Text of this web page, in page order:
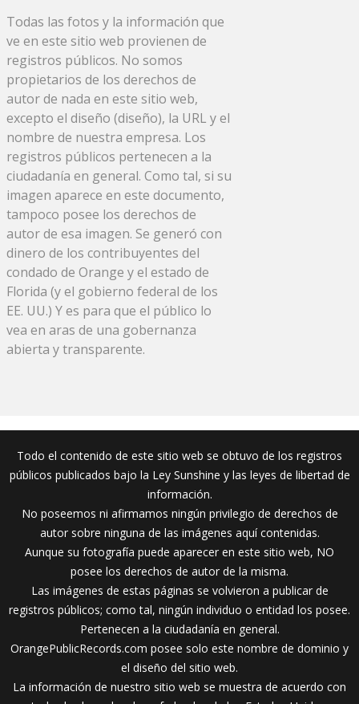
Todas las fotos y la información que
ve en este sitio web provienen de
registros públicos. No somos
propietarios de los derechos de
autor de nada en este sitio web,
excepto el diseño (diseño), la URL y el
nombre de nuestra empresa. Los
registros públicos pertenecen a la
ciudadanía en general. Como tal, si su
imagen aparece en este documento,
tampoco posee los derechos de
autor de esa imagen. Se generó con
dinero de los contribuyentes del
condado de Orange y el estado de
Florida (y el gobierno federal de los
EE. UU.) Y es para que el público lo
vea en aras de una gobernanza
abierta y transparente.
Todo el contenido de este sitio web se obtuvo de los registros
públicos publicados bajo la Ley Sunshine y las leyes de libertad de
información.
No poseemos ni afirmamos ningún privilegio de derechos de
autor sobre ninguna de las imágenes aquí contenidas.
Aunque su fotografía puede aparecer en este sitio web, NO
posee los derechos de autor de la misma.
Las imágenes de estas páginas se volvieron a publicar de
registros públicos; como tal, ningún individuo o entidad los posee.
Pertenecen a la ciudadanía en general.
OrangePublicRecords.com posee solo este nombre de dominio y
el diseño del sitio web.
La información de nuestro sitio web se muestra de acuerdo con